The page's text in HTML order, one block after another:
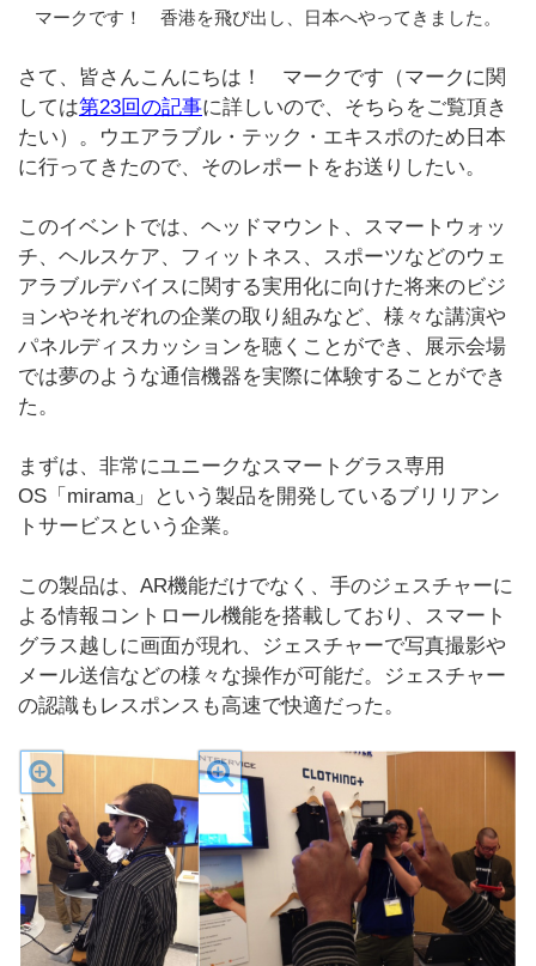
マークです！ 香港を飛び出し、日本へやってきました。
さて、皆さんこんにちは！ マークです（マークに関
しては第23回の記事に詳しいので、そちらをご覧頂き
たい）。ウエアラブル・テック・エキスポのため日本
に行ってきたので、そのレポートをお送りしたい。
このイベントでは、ヘッドマウント、スマートウォッ
チ、ヘルスケア、フィットネス、スポーツなどのウェ
アラブルデバイスに関する実用化に向けた将来のビジ
ョンやそれぞれの企業の取り組みなど、様々な講演や
パネルディスカッションを聴くことができ、展示会場
では夢のような通信機器を実際に体験することができ
た。
まずは、非常にユニークなスマートグラス専用
OS「mirama」という製品を開発しているブリリアン
トサービスという企業。
この製品は、AR機能だけでなく、手のジェスチャーに
よる情報コントロール機能を搭載しており、スマート
グラス越しに画面が現れ、ジェスチャーで写真撮影や
メール送信などの様々な操作が可能だ。ジェスチャー
の認識もレスポンスも高速で快適だった。